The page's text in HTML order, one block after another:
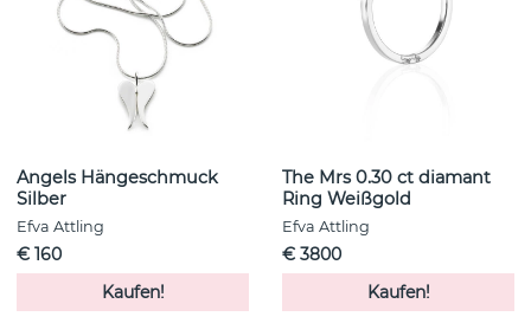
Angels Hängeschmuck
Silber
Efva Attling
€ 160
Kaufen!
The Mrs 0.30 ct diamant
Ring Weißgold
Efva Attling
€ 3800
Kaufen!